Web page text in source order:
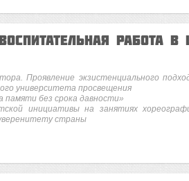
работа в
Проявление экзистенциального
университета просвещения
без срока давности»
инициативы на занятиях
страны